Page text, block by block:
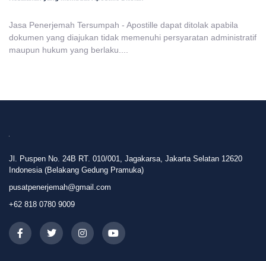
Jasa Penerjemah Tersumpah - Apostille dapat ditolak apabila
dokumen yang diajukan tidak memenuhi persyaratan administratif
maupun hukum yang berlaku....
Jl. Puspen No. 24B RT. 010/001, Jagakarsa, Jakarta Selatan 12620
Indonesia (Belakang Gedung Pramuka)
pusatpenerjemah@gmail.com
+62 818 0780 9009